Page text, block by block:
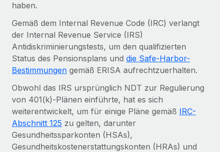
DIENSTLEISTUNGEN
Frag unsere Expert:innen
Hilfe von Expert:innen für globale HR & Compliance
Background-Checks
Einfacheres Bewerber:innen-Screening
Compliance Watchtower
Lückenlose Compliance
Partner werden
Entdecke die Möglichkeiten einer Partnerschaft
Remote Build
Demnächst verfügbar
Beratung zu Integrationen und KI-Automatisierung
FALLSTUDIEN
So hat der KI-Vorreiter Weaviate sein Team mit
Remote um 120 % vergrößert
Weaviate auf einen Blick Weaviate entwickelt KI-basierte
Events
Newsroom
Informationen zu Gehältern und Qualifikationen
Insights Center
Hol dir Unterstützung
Alle Ressourcen anzeigen
BLOG
haben.
Gemäß dem Internal Revenue Code (IRC) verlangt
der Internal Revenue Service (IRS)
Antidiskriminierungstests, um den qualifizierten
Status des Pensionsplans und die Safe-Harbor-
Bestimmungen gemäß ERISA aufrechtzuerhalten.
Obwohl das IRS ursprünglich NDT zur Regulierung
von 401(k)-Plänen einführte, hat es sich
weiterentwickelt, um für einige Pläne gemäß IRC-
Abschnitt 125 zu gelten, darunter
Gesundheitssparkonten (HSAs),
Gesundheitskostenerstattungskonten (HRAs) und